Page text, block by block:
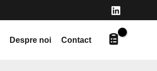
Despre noi Contact